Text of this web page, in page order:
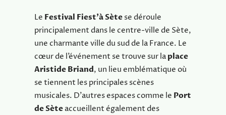
Le Festival Fiest’à Sètese déroule
principalement dans le centre-ville de Sète,
une charmante ville du sud de la France. Le
cœur de l’événement se trouve sur laplace
Aristide Briand, un lieu emblématique où
se tiennent les principales scènes
musicales. D’autres espaces comme le Port
de Sèteaccueillent également des